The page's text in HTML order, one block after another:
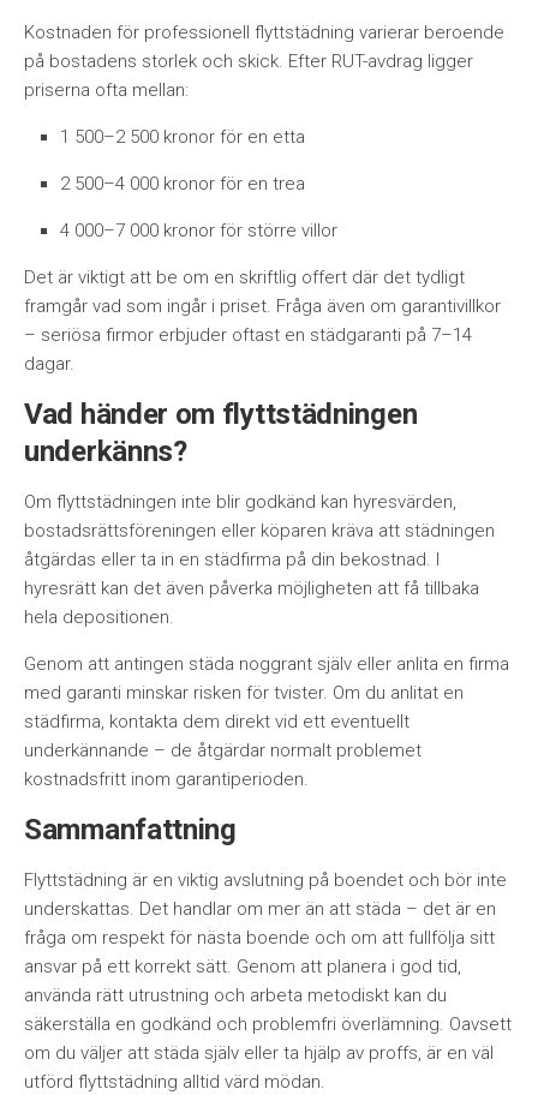
Kostnaden för professionell flyttstädning varierar beroende
på bostadens storlek och skick. Efter RUT-avdrag ligger
priserna ofta mellan:
1 500–2 500 kronor för en etta
2 500–4 000 kronor för en trea
4 000–7 000 kronor för större villor
Det är viktigt att be om en skriftlig offert där det tydligt
framgår vad som ingår i priset. Fråga även om garantivillkor
– seriösa firmor erbjuder oftast en städgaranti på 7–14
dagar.
Vad händer om flyttstädningen
underkänns?
Om flyttstädningen inte blir godkänd kan hyresvärden,
bostadsrättsföreningen eller köparen kräva att städningen
åtgärdas eller ta in en städfirma på din bekostnad. I
hyresrätt kan det även påverka möjligheten att få tillbaka
hela depositionen.
Genom att antingen städa noggrant själv eller anlita en firma
med garanti minskar risken för tvister. Om du anlitat en
städfirma, kontakta dem direkt vid ett eventuellt
underkännande – de åtgärdar normalt problemet
kostnadsfritt inom garantiperioden.
Sammanfattning
Flyttstädning är en viktig avslutning på boendet och bör inte
underskattas. Det handlar om mer än att städa – det är en
fråga om respekt för nästa boende och om att fullfölja sitt
ansvar på ett korrekt sätt. Genom att planera i god tid,
använda rätt utrustning och arbeta metodiskt kan du
säkerställa en godkänd och problemfri överlämning. Oavsett
om du väljer att städa själv eller ta hjälp av proffs, är en väl
utförd flyttstädning alltid värd mödan.